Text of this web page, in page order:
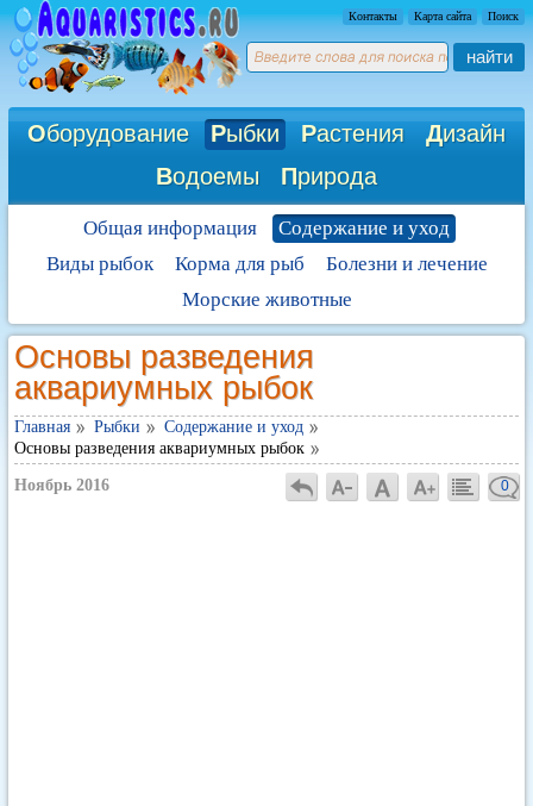
Контакты Карта сайта Поиск
найти
Оборудование Рыбки Растения Дизайн
Водоемы Природа
Общая информация
Содержание и уход
Виды рыбок
Корма для рыб
Болезни и лечение
Морские животные
Основы разведения
аквариумных рыбок
Главная Рыбки
Содержание и уход
Основы разведения аквариумных рыбок
Ноябрь 2016 0